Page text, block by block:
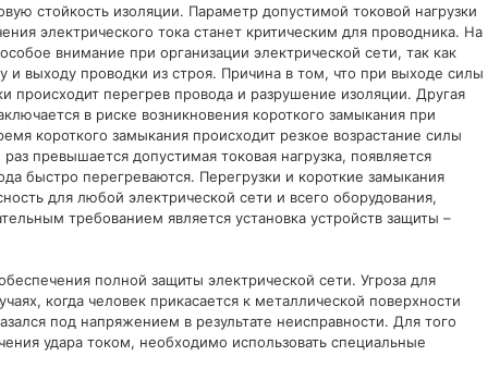
стойкость изоляции. Параметр допустимой токовой нагрузки
электрического тока станет критическим для проводника. На
внимание при организации электрической сети, так как
и выходу проводки из строя. Причина в том, что при выходе силы
происходит перегрев провода и разрушение изоляции. Другая
в риске возникновения короткого замыкания при
короткого замыкания происходит резкое возрастание силы
превышается допустимая токовая нагрузка, появляется
быстро перегреваются. Перегрузки и короткие замыкания
для любой электрической сети и всего оборудования,
требованием является установка устройств защиты –
полной защиты электрической сети. Угроза для
когда человек прикасается к металлической поверхности
под напряжением в результате неисправности. Для того
удара током, необходимо использовать специальные